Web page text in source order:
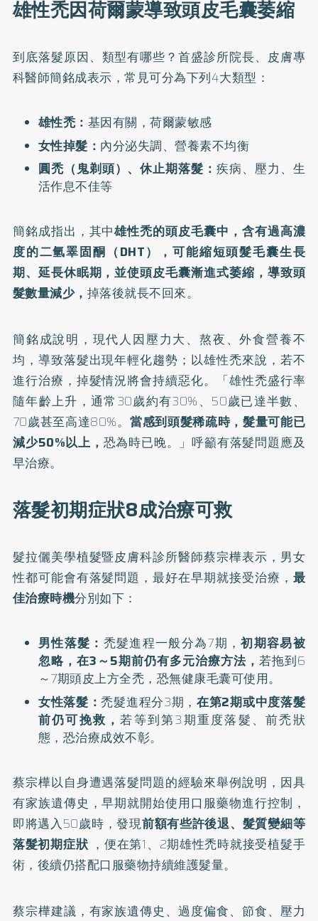
雄性禿因荷爾蒙導致頭皮毛囊萎縮
到底落髮原因、類型有哪些？首盛診所院長、皮膚專
科醫師簡銘成表示，常見可分為下列4大類型：
雄性禿： 基因有關，荷爾蒙敏感
女性掉髮： 內分泌失調、營養素不均衡
圓禿（鬼剃頭）、休止期落髮： 疾病、壓力、生
活作息不佳等
簡銘成指出，其中雄性禿的頭皮毛囊中，含有過高濃
度的二氫睪固酮（DHT），可能縮短頭髮毛囊生長
期、延長休眠期，並使頭皮毛囊漸進式萎縮，導致頭
髮數量減少， 掉落後就長不回來。
簡銘成說明，現代人因壓力大、熬夜、外食營養不
均，導致落髮出現年輕化趨勢；以雄性禿來說，若不
進行治療，掉髮情況將會持續惡化。「雄性禿盛行率
隨年齡上升，通常30歲約有30%、50歲已達半數、
70歲甚至高達80%。 當感到頭髮稀疏時，髮量可能已
減少50%以上， 恐為時已晚。」呼籲有落髮問題應及
早治療。
落髮初期症狀8成治療可救
髮拉儷美學植髮暨皮膚科診所醫師蔡宗樺表示，男女
性都可能會有落髮問題，最好在早期就接受治療， 最
佳治療時機分別如下：
男性落髮： 禿髮進程一般分為7期，初期容易被
忽略，在3～5期前仍有多元治療方法， 若拖到6
～7期頭皮上方全禿，恐無健康毛囊可使用。
女性落髮：禿髮進程分3期，在第2期或中度落髮
前仍可挽救，若等到第3期重度落髮、前禿狀
態，恐治療成效不彰。
蔡宗樺以自身遭遇落髮問題的經驗來舉例說明，因具
有家族遺傳史，早期就開始使用口服藥物進行控制，
即將邁入50歲時，發現前額有些許後退、髮質變細等
落髮初期症狀 ，便在第1、2期雄性禿時就接受植髮手
術，後續仍搭配口服藥物持續維護髮量。
蔡宗樺建議，有家族遺傳史、過度偏食、節食、壓力